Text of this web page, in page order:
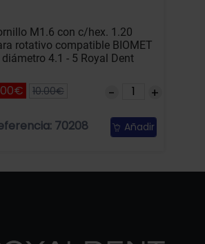
M1.6 con c/hex. 1.20
rotativo compatible BIOMET
diámetro 4.1 - 5 Royal Dent
10.00€
70208 Añadir